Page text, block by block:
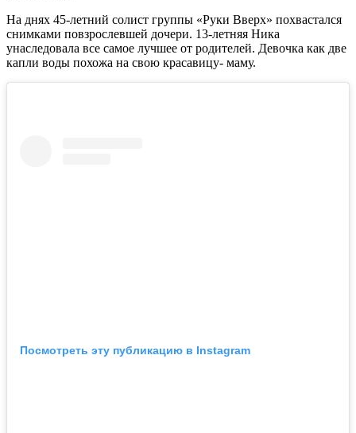
На днях 45-летний солист группы «Руки Вверх» похвастался
снимками повзрослевшей дочери. 13-летняя Ника
унаследовала все самое лучшее от родителей. Девочка как две
капли воды похожа на свою красавицу- маму.
Посмотреть эту публикацию в Instagram